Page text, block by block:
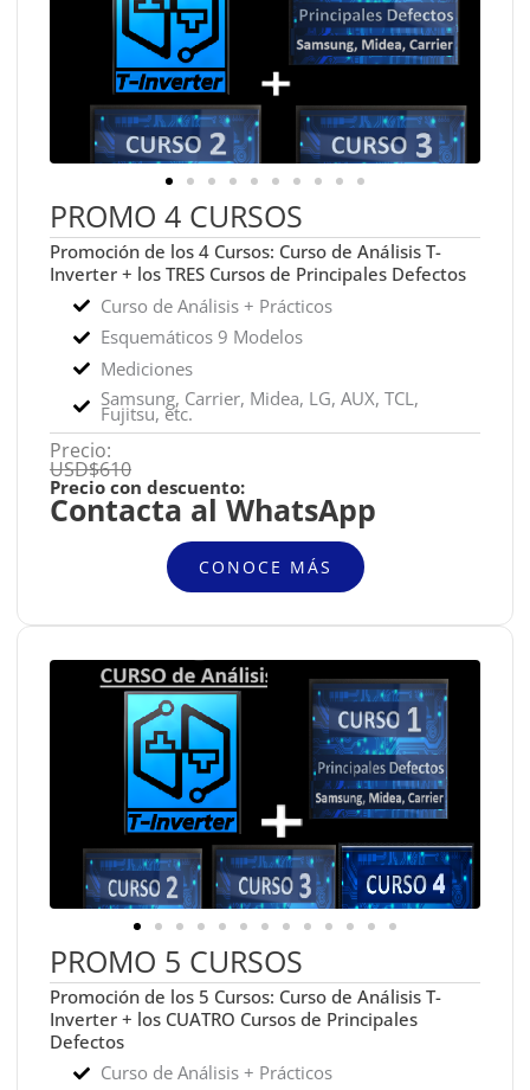
PROMO 4 CURSOS
Promoción de los 4 Cursos: Curso de Análisis T-
Inverter + los TRES Cursos de Principales Defectos
Curso de Análisis + Prácticos
Esquemáticos 9 Modelos
Mediciones
Samsung, Carrier, Midea, LG, AUX, TCL,
Fujitsu, etc.
Precio:
USD$610
Precio con descuento:
Contacta al WhatsApp
CONOCE MÁS
PROMO 5 CURSOS
Promoción de los 5 Cursos: Curso de Análisis T-
Inverter + los CUATRO Cursos de Principales
Defectos
Curso de Análisis + Prácticos